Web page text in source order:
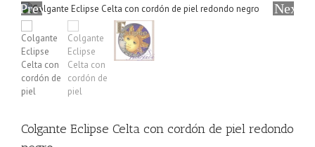
Previous Next
Colgante Eclipse Celta con cordón de piel redondo